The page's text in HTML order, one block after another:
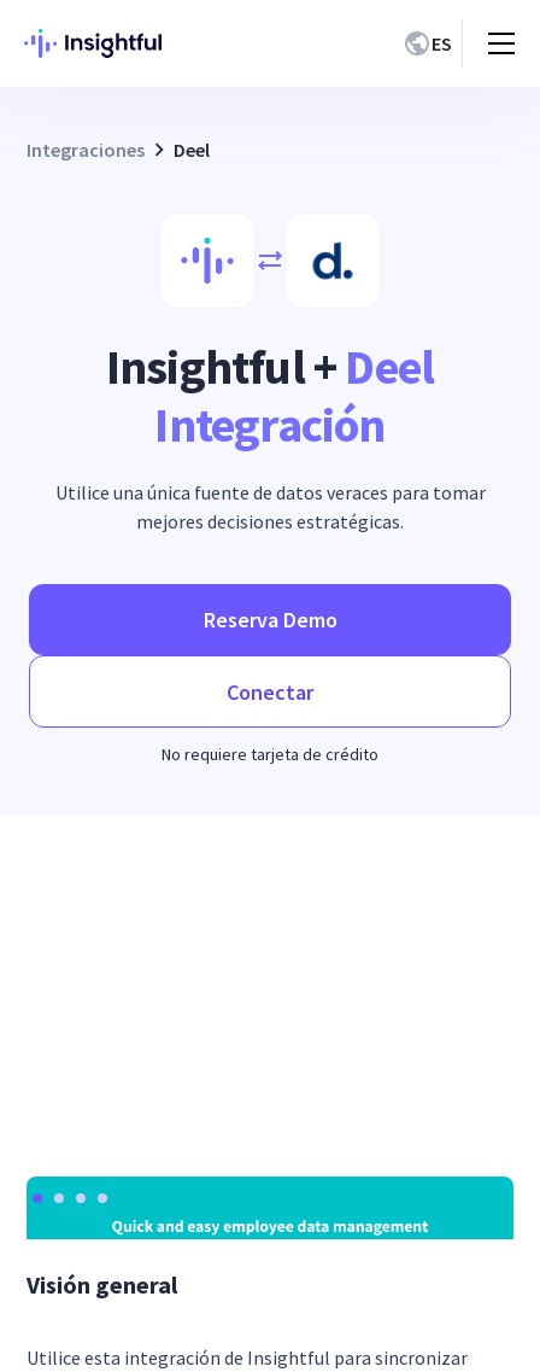
ES
Integraciones Deel
Insightful + Deel
Integración
Utilice una única fuente de datos veraces para tomar
mejores decisiones estratégicas.
Reserva Demo
Conectar
No requiere tarjeta de crédito
Visión general
Utilice esta integración de Insightful para sincronizar